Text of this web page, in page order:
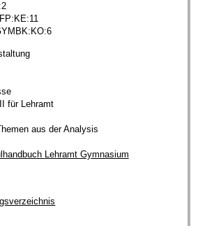
für Lehramt
aus der Analysis
Lehramt Gymnasium